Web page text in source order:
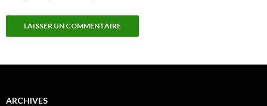
ARCHIVES